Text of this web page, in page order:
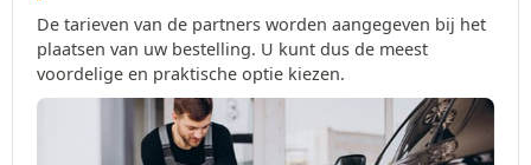
De tarieven van de partners worden aangegeven bij het
plaatsen van uw bestelling. U kunt dus de meest
voordelige en praktische optie kiezen.